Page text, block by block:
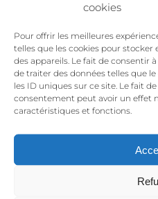
cookies
Pour offrir les meilleures
telles que les cookies pour
des appareils. Le fait de consentir
de traiter des données telles que
les ID uniques sur ce site. Le fait
consentement peut avoir un effet
caractéristiques et fonctions.
modèles
chaîne de
Porter le bracelet bague
signification profonde
guérison et la
étant le lien entre l’esprit
Elle incarne également
l’entraide, la solidarité et
sens du toucher, elle